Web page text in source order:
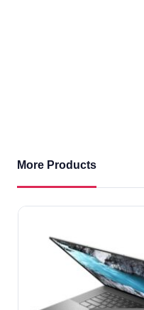
More Products